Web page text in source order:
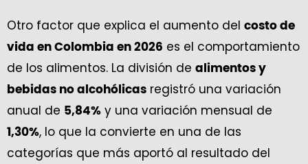
Otro factor que explica el aumento del costo de
vida en Colombia en 2026 es el comportamiento
de los alimentos. La división de alimentos y
bebidas no alcohólicas registró una variación
anual de 5,84% y una variación mensual de
1,30%, lo que la convierte en una de las
categorías que más aportó al resultado del